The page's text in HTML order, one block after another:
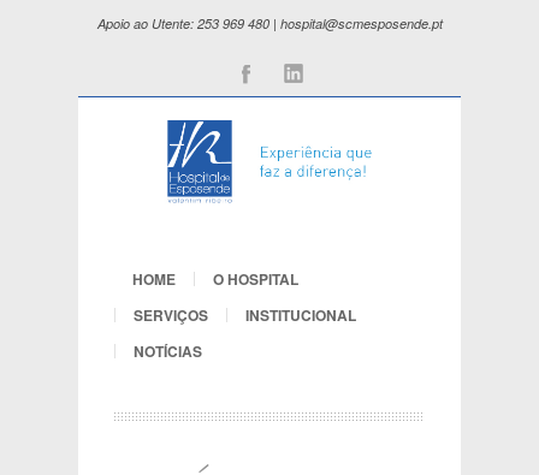
Apoio ao Utente: 253 969 480 | hospital@scmesposende.pt
Facebook
HOME
O HOSPITAL
SERVIÇOS
INSTITUCIONAL
NOTÍCIAS